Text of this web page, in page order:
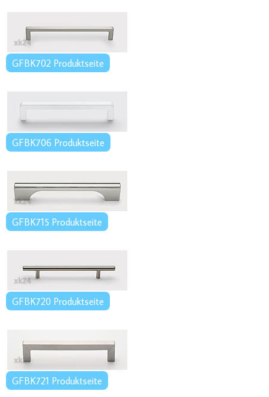
GFBK702 Produktseite
GFBK706 Produktseite
GFBK715 Produktseite
GFBK720 Produktseite
GFBK721 Produktseite